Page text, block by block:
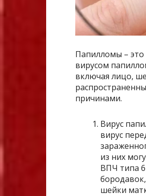
Папилломы –
вирусом
включая лицо,
причинами.
Вирус
вирус
из них
ВПЧ типа
шейки